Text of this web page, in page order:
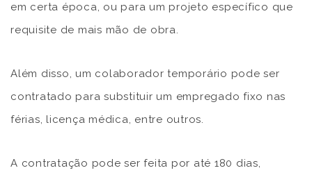
em certa época, ou para um projeto específico que
requisite de mais mão de obra.
Além disso, um colaborador temporário pode ser
contratado para substituir um empregado fixo nas
férias, licença médica, entre outros.
A contratação pode ser feita por até 180 dias,